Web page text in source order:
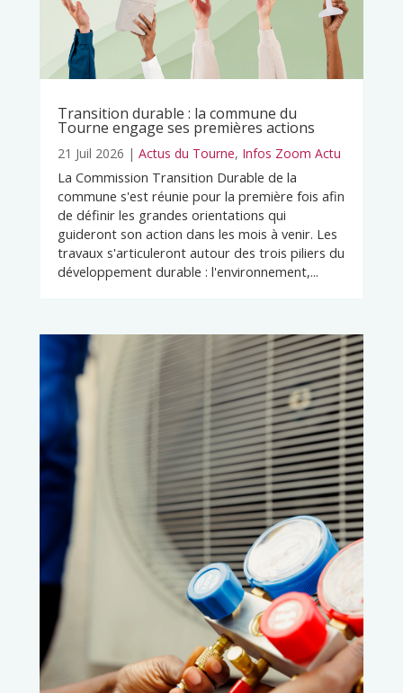
Transition durable : la commune du
Tourne engage ses premières actions
21 Juil 2026 | Actus du Tourne, Infos Zoom Actu
La Commission Transition Durable de la
commune s'est réunie pour la première fois afin
de définir les grandes orientations qui
guideront son action dans les mois à venir. Les
travaux s'articuleront autour des trois piliers du
développement durable : l'environnement,...